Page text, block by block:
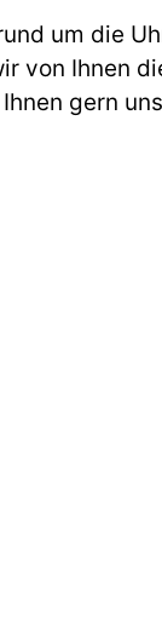
um die
von Ihnen
gern